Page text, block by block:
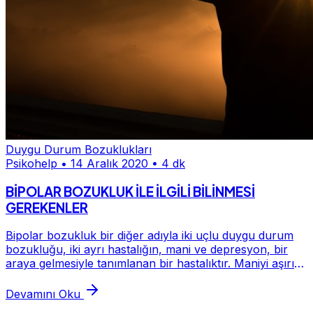
Duygu Durum Bozuklukları
Psikohelp • 14 Aralık 2020 • 4 dk
BİPOLAR BOZUKLUK İLE İLGİLİ BİLİNMESİ
GEREKENLER
Bipolar bozukluk bir diğer adıyla iki uçlu duygu durum
bozukluğu, iki ayrı hastalığın, mani ve depresyon, bir
araya gelmesiyle tanımlanan bir hastalıktır. Maniyi aşırı
Devamını Oku